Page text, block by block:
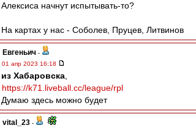
Алексиса начнут испытывать-то?
На картах у нас - Соболев, Пруцев, Литвинов
Евгеньич -
01 апр 2023 16:18
из Хабаровска
https://k71.liveball.cc/league/rpl
Думаю здесь можно будет
vital_23 -